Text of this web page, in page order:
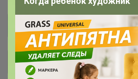
Общий каталог